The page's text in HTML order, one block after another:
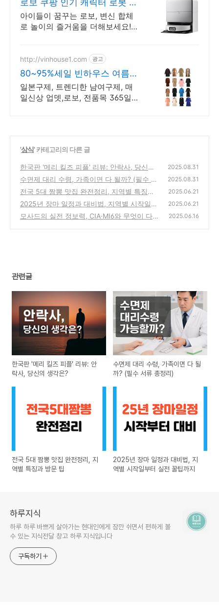
로보 쿠팡 인기 캐릭터 로봇 다
모였다
아이들이 꿈꾸는 로보, 변신 합체
로 놀이의 즐거움을 더해보세요!
http://vinhouse1.com 광고
80~95%세일 빈하우스 여름
신상품 업데이트
일본구제, 트렌디한 남여구제, 매
일신상 업뎃,로보, 전품목 365일
'상식' 카테고리의 다른 글
한국판 '메리 킬즈 피플' 리뷰: 안락사, 당신의
생각은?
(1)
2025.08.31
수면제 대리 수령, 가족이면 다 될까? (필수 서
류 총정리)
(0)
2025.08.31
전국 5대 짬뽕 맛집 완전정리, 지역별 특징과
방문 팁
(6)
2025.06.21
2025년 장마 일정과 대비법, 지역별 시작일부
터 실전 꿀팁까지
(2)
2025.06.21
모사드의 실전 정보력, CIA·MI6와 무엇이 다를
2025.06.16
관련글
한국판 '메리 킬즈 피플' 리뷰: 안
락사, 당신의 생각은?
수면제 대리 수령, 가족이면 다 될
까? (필수 서류 총정리)
전국 5대 짬뽕 맛집 완전정리, 지
역별 특징과 방문 팁
2025년 장마 일정과 대비법, 지
역별 시작일부터 실전 꿀팁까지
하루지식
하루 하루 바쁘게 살아가는 현대인에게 잠깐 쉬면서 편하게 볼
수 있는 지식전달 창고 하루 지식입니다
구독하기